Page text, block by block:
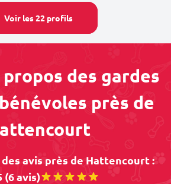
Voir les 22 profils
propos des gardes
près de
avis près de Hattencourt :
(6 avis)